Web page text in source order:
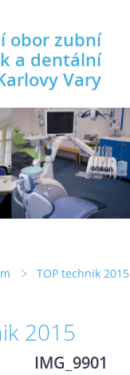
obor zubní
a dentální
Vary
TOP technik 2015
2015
IMG_9901